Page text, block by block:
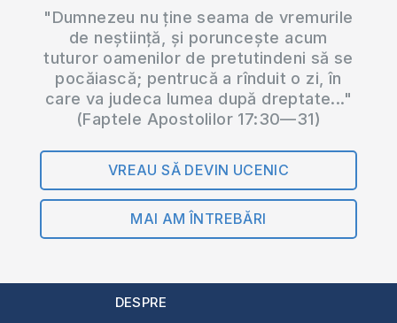
"Dumnezeu nu ține seama de vremurile
de neștiință, și poruncește acum
tuturor oamenilor de pretutindeni să se
pocăiască; pentrucă a rînduit o zi, în
care va judeca lumea după dreptate..."
(Faptele Apostolilor 17:30—31)
VREAU SĂ DEVIN UCENIC
MAI AM ÎNTREBĂRI
DESPRE